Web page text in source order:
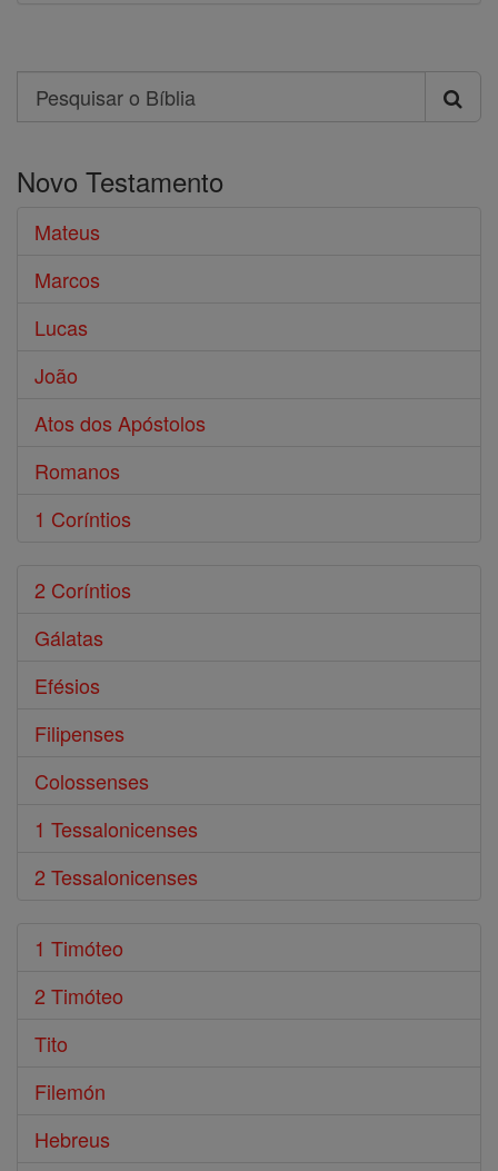
Search
Pesquisar
Bíblia
Novo Testamento
Mateus
Marcos
Lucas
João
Atos dos Apóstolos
Romanos
1 Coríntios
2 Coríntios
Gálatas
Efésios
Filipenses
Colossenses
1 Tessalonicenses
2 Tessalonicenses
1 Timóteo
2 Timóteo
Tito
Filemón
Hebreus